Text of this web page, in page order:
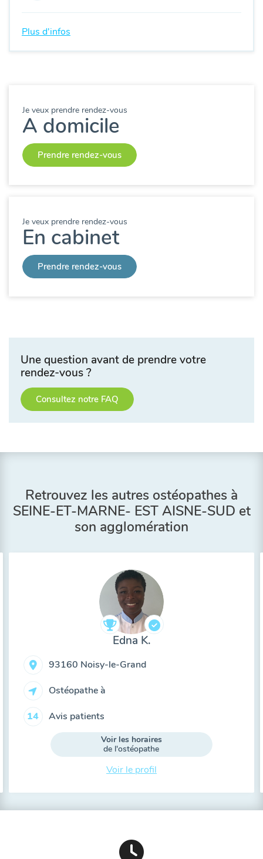
Plus d'infos
Je veux prendre rendez-vous
A domicile
Prendre rendez-vous
Je veux prendre rendez-vous
En cabinet
Prendre rendez-vous
Une question avant de prendre votre
rendez-vous ?
Consultez notre FAQ
Retrouvez les autres ostéopathes à
SEINE-ET-MARNE- EST AISNE-SUD et
son agglomération
Edna K.
93160 Noisy-le-Grand
Ostéopathe à
14 Avis patients
Voir les horaires
de l'ostéopathe
Voir le profil